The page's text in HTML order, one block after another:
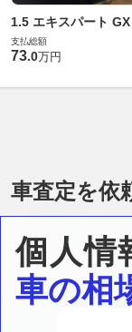
1.5 エキスパート GX
支払総額
73.0万円
車査定を依
個人情
車の相